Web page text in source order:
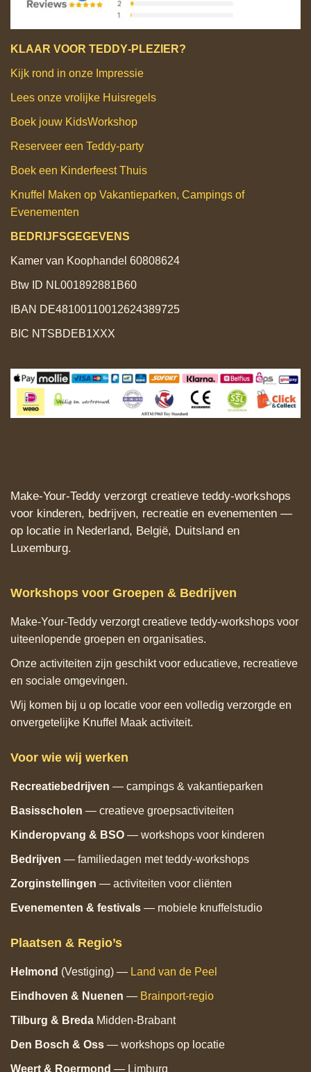
KLAAR VOOR TEDDY‑PLEZIER?
Kijk rond in onze Impressie
Lees onze vrolijke Huisregels
Boek jouw KidsWorkshop
Reserveer een Teddy‑party
Boek een Kinderfeest Thuis
Knuffel Maken op Vakantieparken, Campings of
Evenementen
BEDRIJFSGEGEVENS
Kamer van Koophandel 60808624
Btw ID NL001892881B60
IBAN DE48100110012624389725
BIC NTSBDEB1XXX
Make‑Your‑Teddy verzorgt creatieve teddy‑workshops
voor kinderen, bedrijven, recreatie en evenementen —
op locatie in Nederland, België, Duitsland en
Luxemburg.
Workshops voor Groepen & Bedrijven
Make‑Your‑Teddy verzorgt creatieve teddy‑workshops voor
uiteenlopende groepen en organisaties.
Onze activiteiten zijn geschikt voor educatieve, recreatieve
en sociale omgevingen.
Wij komen bij u op locatie voor een volledig verzorgde en
onvergetelijke Knuffel Maak activiteit.
Voor wie wij werken
Recreatiebedrijven — campings & vakantieparken
Basisscholen — creatieve groepsactiviteiten
Kinderopvang & BSO — workshops voor kinderen
Bedrijven — familiedagen met teddy‑workshops
Zorginstellingen — activiteiten voor cliënten
Evenementen & festivals — mobiele knuffelstudio
Plaatsen & Regio’s
Helmond (Vestiging) — Land van de Peel
Eindhoven & Nuenen — Brainport‑regio
Tilburg & Breda Midden‑Brabant
Den Bosch & Oss — workshops op locatie
Weert & Roermond — Limburg